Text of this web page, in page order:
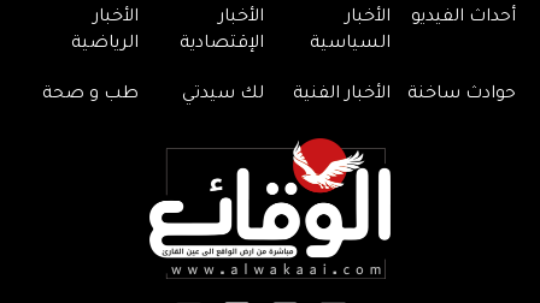
أحداث الفيديو
الأخبار
السياسية
الأخبار
الإقتصادية
الأخبار
الرياضية
حوادث ساخنة الأخبار الفنية لك سيدتي طب و صحة